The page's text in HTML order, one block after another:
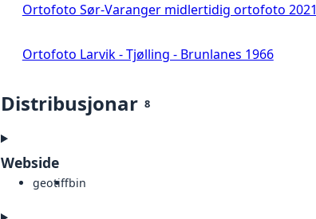
Ortofoto Sør-Varanger midlertidig ortofoto 2021
Ortofoto Larvik - Tjølling - Brunlanes 1966
Distribusjonar 8
Webside
geotiffbin